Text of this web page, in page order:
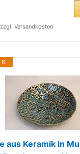
Versandkosten
6
aus Keramik in